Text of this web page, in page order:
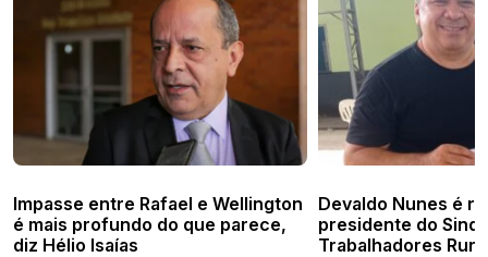
Impasse entre Rafael e Wellington
é mais profundo do que parece,
diz Hélio Isaías
Devaldo Nunes é
presidente do
Trabalhadores